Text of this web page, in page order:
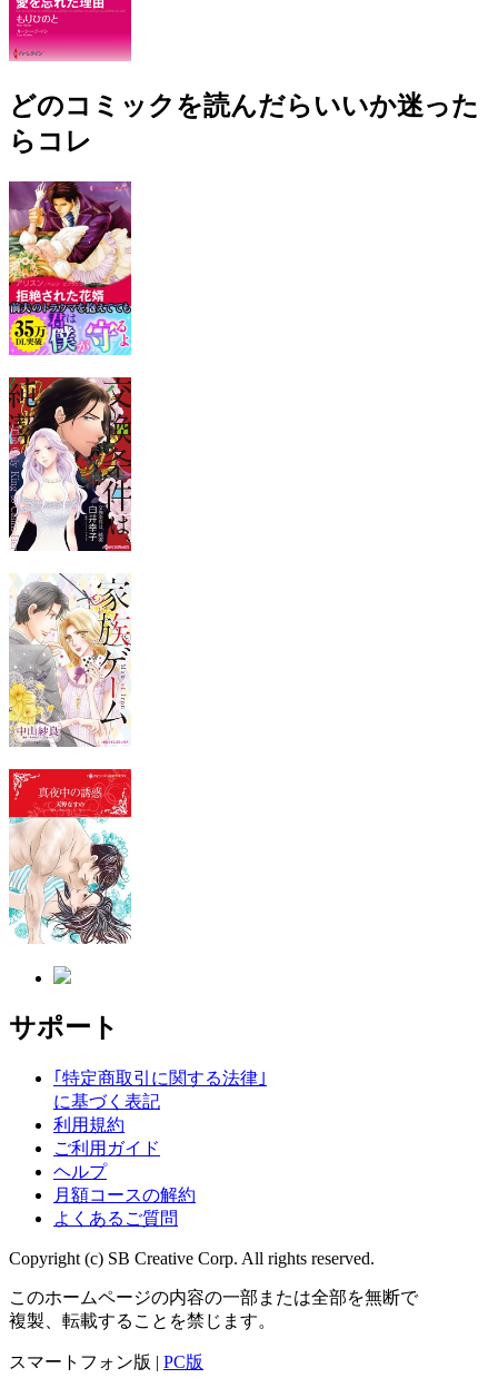
どのコミックを読んだらいいか迷った
らコレ
サポート
｢特定商取引に関する法律｣
に基づく表記
利用規約
ご利用ガイド
ヘルプ
月額コースの解約
よくあるご質問
Copyright (c) SB Creative Corp. All rights reserved.
このホームページの内容の一部または全部を無断で
複製、転載することを禁じます。
スマートフォン版 | PC版